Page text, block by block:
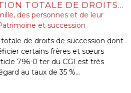
EXONÉRATION TOTALE DE DROITS DE SUCCESSION ENTRE FRÈRES ET SŒURS (CGI, ART. 796-0 TER) : ATTENTION DE NE PAS CONFONDRE « DOMICILE COMMUN » ET « RÉSIDENCE COMMUNE »
des personnes et de leur
et succession
totale de droits de succession dont
certains frères et sœurs
796-0 ter du CGI est très
au taux de 35 %...